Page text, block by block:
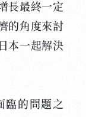
長最終一定
的角度來討
本一起解決
的問題之